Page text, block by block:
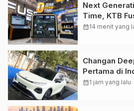
Next
Time, KTB
Kendaraan
calendar_month14 menit yang
Changan
Pertama di
Teknologi
calendar_month1 jam yang lalu